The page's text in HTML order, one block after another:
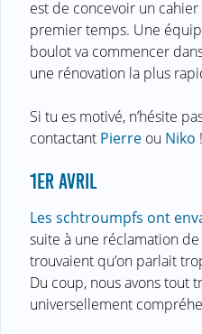
est de concevoir un
premier temps. Une
boulot va commencer
une rénovation la plus
Si tu es motivé, n’hésite
contactant Pierre ou Niko !
1ER AVRIL
Les schtroumpfs ont
suite à une réclamation
trouvaient qu’on parlait
Du coup, nous avons tout
universellement